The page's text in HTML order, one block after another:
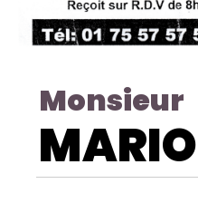
Monsieur
MARIO